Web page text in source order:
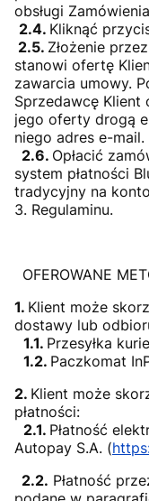
obsługi
2.4. Kliknąć
2.5. Złożenie
stanowi ofertę
zawarcia umowy.
Sprzedawcę
jego oferty drogą
niego adres e-mail.
2.6. Opłacić
system płatności
tradycyjny na
3. Regulaminu.
OFEROWANE
1. Klient może
dostawy lub
1.1. Przesyłka
1.2. Paczkomat
2. Klient może
płatności:
2.1. Płatność
Autopay S.A. (
2.2. Płatność